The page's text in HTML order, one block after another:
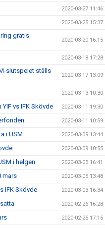
2020-03-27 11:46
2020-03-25 15:37
gratis
2020-03-20 16:15
2020-03-18 17:28
slutspelet ställs
2020-03-17 13:09
2020-03-13 10:30
vs IFK Skövde 2020-03-11 19:30
2020-03-11 10:59
i USM 2020-03-09 13:44
2020-03-09 10:55
i helgen 2020-03-05 16:41
mars 2020-03-05 13:48
IFK Skövde 2020-03-03 16:34
2020-02-26 16:28
2020-02-25 17:15